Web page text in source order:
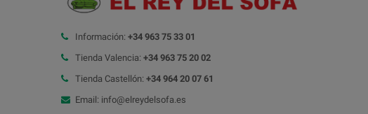
Información: +34 963 75 33 01
Tienda Valencia: +34 963 75 20 02
Tienda Castellón: +34 964 20 07 61
Email: info@elreydelsofa.es